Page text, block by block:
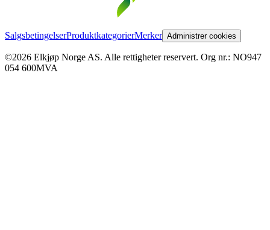
SalgsbetingelserProduktkategorierMerker Administrer cookies
©2026 Elkjøp Norge AS. Alle rettigheter reservert. Org nr.: NO947
054 600MVA